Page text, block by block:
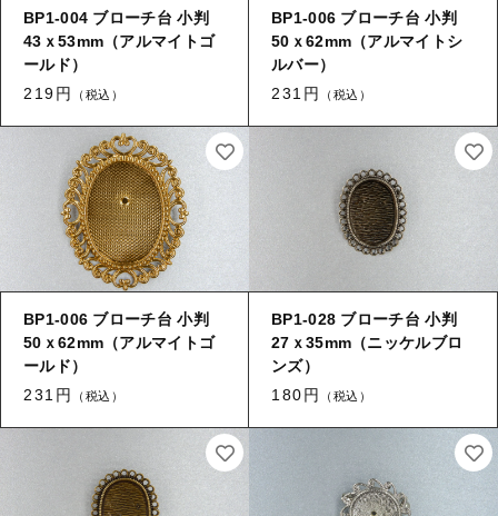
BP1-004 ブローチ台 小判
43ｘ53mm（アルマイトゴ
ールド）
219円
（税込）
BP1-006 ブローチ台 小判
50ｘ62mm（アルマイトシ
ルバー）
231円
（税込）
BP1-006 ブローチ台 小判
50ｘ62mm（アルマイトゴ
ールド）
231円
（税込）
BP1-028 ブローチ台 小判
27ｘ35mm（ニッケルブロ
ンズ）
180円
（税込）
【留め金具】 ブレスレットパーツ
【留め金具】 カブトピン
【留め金具】 エスカルゴ
【留め金具】 パイプ
【留め金具】 玉環・舟環
【留め金具】 ツナギ環
【留め金具】 服飾
【留め金具】 ネックレス用金具・エリ吊り
ヒートン・９ピン・Tピン
≪チャーム≫
【留め金具】 ループタイ金具
【留め金具】 スカーフ留め
【留め金具】 スティックピン
【留め金具】 帯留め
【留め金具】 紐止め・コの字
【留め金具】 ヘア留め
【留め金具】 カブトピン
【留め金具】 エスカルゴ